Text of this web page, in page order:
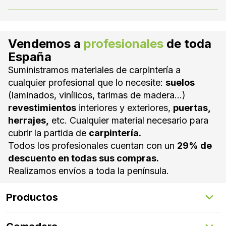
una buena instalación y sellado que evite
Dependiendo de la clase de uso, el grosor y los
mantenimiento, se puede alargar la vida útil de
los materiales y prolongar su rendimiento.
Vendemos a profesionales de toda
España
Suministramos materiales de carpintería a
cualquier profesional que lo necesite: suelos
(laminados, vinílicos, tarimas de madera...)
revestimientos interiores y exteriores, puertas,
herrajes, etc. Cualquier material necesario para
cubrir la partida de carpintería.
Todos los profesionales cuentan con un 29% de
descuento en todas sus compras.
Realizamos envíos a toda la península.
Productos